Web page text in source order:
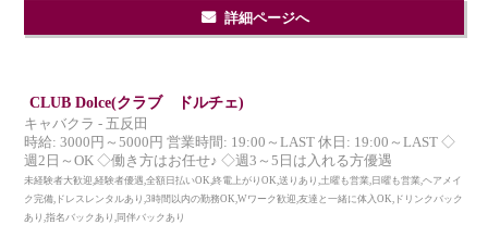
詳細ページへ
CLUB Dolce(クラブ ドルチェ)
キャバクラ - 五反田
時給: 3000円～5000円 営業時間: 19:00～LAST 休日: 19:00～LAST ◇
週2日～OK ◇働き方はお任せ♪ ◇週3～5日は入れる方優遇
未経験者大歓迎,経験者優遇,全額日払いOK,終電上がりOK,送りあり,土曜も営業,日曜も営業,ヘアメイ
ク完備,ドレスレンタルあり,3時間以内の勤務OK,Wワーク歓迎,友達と一緒に体入OK,ドリンクバック
あり,指名バックあり,同伴バックあり